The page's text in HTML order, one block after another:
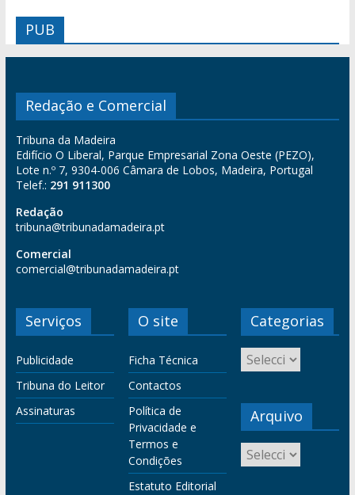
PUB
Redação e Comercial
Tribuna da Madeira
Edifício O Liberal, Parque Empresarial Zona Oeste (PEZO),
Lote n.º 7, 9304-006 Câmara de Lobos, Madeira, Portugal
Telef.: 291 911300
Redação
tribuna@tribunadamadeira.pt
Comercial
comercial@tribunadamadeira.pt
Serviços
Publicidade
Tribuna do Leitor
Assinaturas
O site
Ficha Técnica
Contactos
Política de
Privacidade e
Termos e
Condições
Estatuto Editorial
Categorias
Arquivo